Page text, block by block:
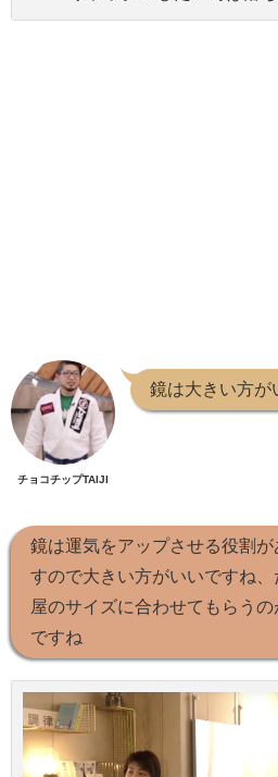
チョコチップTAIJI
鏡は大きい方が
鏡は運気をアップさせる役割が
すので大きい方がいいですね、
屋のサイズに合わせてもらうの
ですね